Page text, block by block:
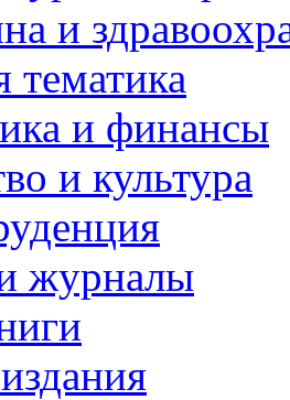
и
тематика
и финансы
и культура
журналы